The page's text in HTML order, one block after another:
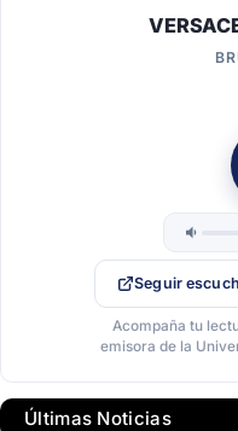
Seguir
Acompaña tu
emisora de la
Últimas Noticias